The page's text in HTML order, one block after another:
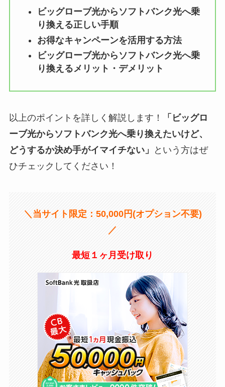
ビッグローブ光からソフトバンク光へ乗
り換える正しい手順
お得なキャンペーンを活用する方法
ビッグローブ光からソフトバンク光へ乗
り換えるメリット・デメリット
以上のポイントを詳しく解説します！
「ビッグロ
ーブ光からソフトバンク光へ乗り換えたいけど、
どうするか決め手がイマイチない」
という方はぜ
ひチェックしてください！
＼当サイト限定：50,000円(オプション不要)
／
最短１ヶ月受け取り